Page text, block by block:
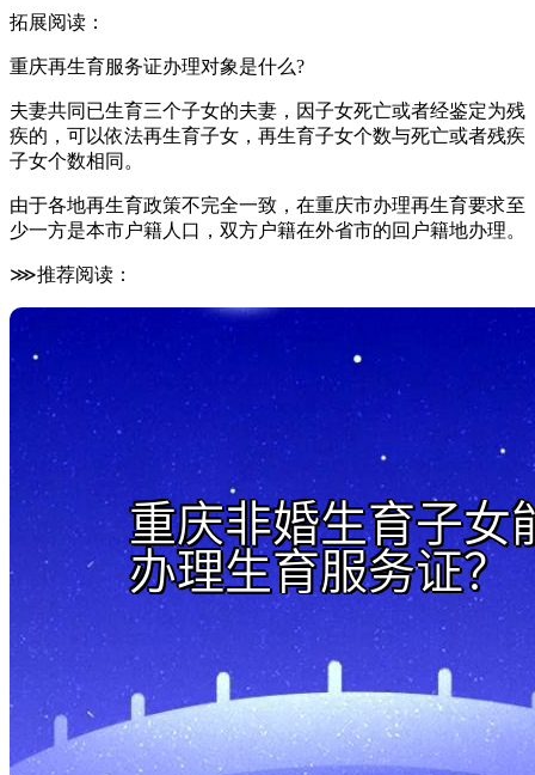
拓展阅读：
重庆再生育服务证办理对象是什么?
夫妻共同已生育三个子女的夫妻，因子女死亡或者经鉴定为残
疾的，可以依法再生育子女，再生育子女个数与死亡或者残疾
子女个数相同。
由于各地再生育政策不完全一致，在重庆市办理再生育要求至
少一方是本市户籍人口，双方户籍在外省市的回户籍地办理。
⋙推荐阅读：